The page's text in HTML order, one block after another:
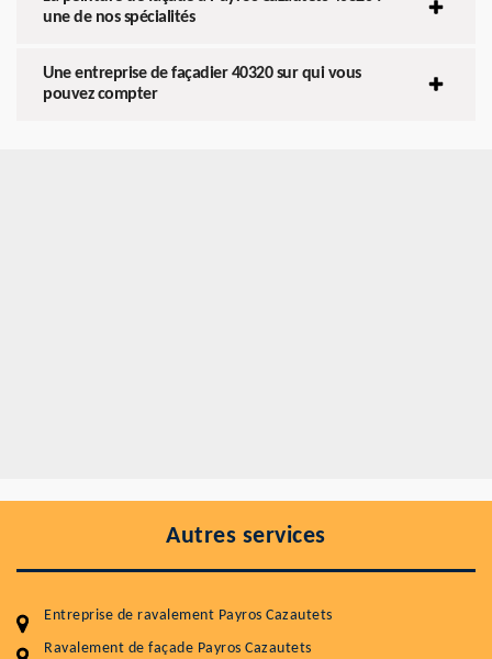
une de nos spécialités
Une entreprise de façadier 40320 sur qui vous
pouvez compter
Autres services
Entreprise de ravalement Payros Cazautets
Ravalement de façade Payros Cazautets